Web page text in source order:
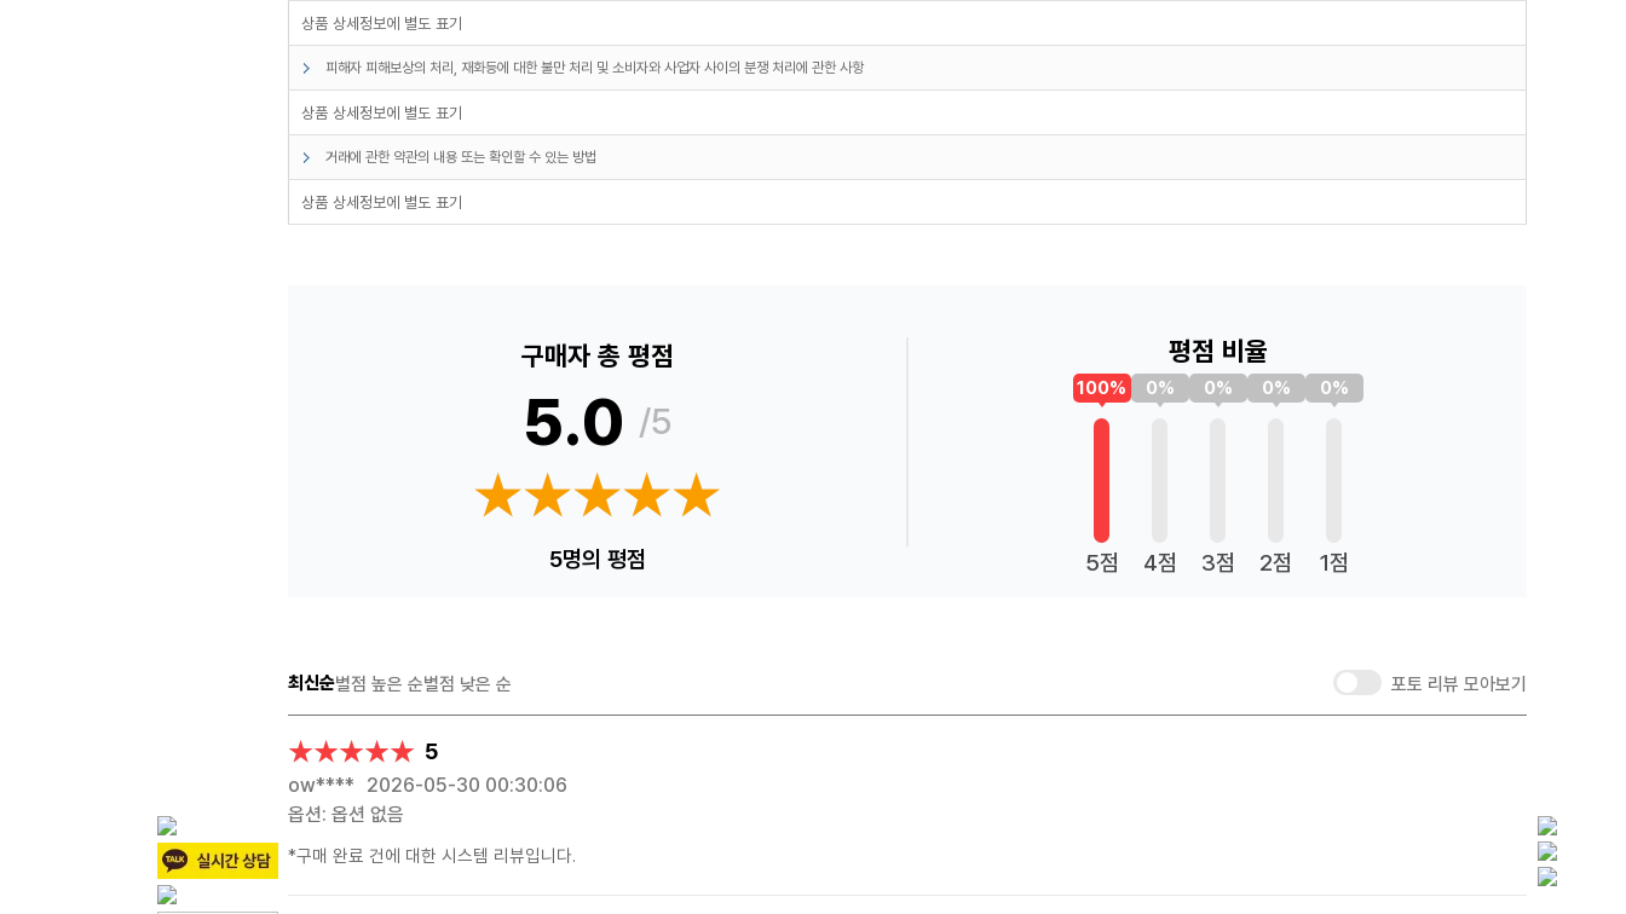
상품 상세정보에 별도 표기
피해자 피해보상의 처리, 재화등에 대한 불만 처리 및 소비자와 사업자 사이의 분쟁 처리에 관한 사항
상품 상세정보에 별도 표기
거래에 관한 약관의 내용 또는 확인할 수 있는 방법
상품 상세정보에 별도 표기
구매자 총 평점
5.0 /5
★★★★★
★★★★★
5명의 평점
평점 비율
100%
5점
0%
4점
0%
3점
0%
2점
0%
1점
최신순별점 높은 순별점 낮은 순 포토 리뷰 모아보기
★★★★★
★★★★★ 5
ow**** 2026-05-30 00:30:06
옵션: 옵션 없음
*구매 완료 건에 대한 시스템 리뷰입니다.